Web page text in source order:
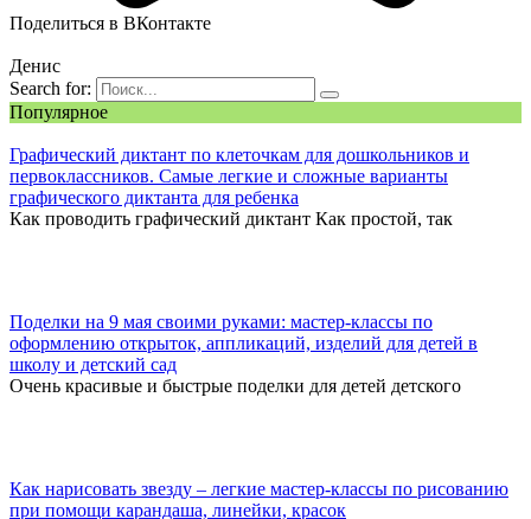
Поделиться в ВКонтакте
Денис
Search for:
Популярное
Графический диктант по клеточкам для дошкольников и
первоклассников. Самые легкие и сложные варианты
графического диктанта для ребенка
Как проводить графический диктант Как простой, так
Поделки на 9 мая своими руками: мастер-классы по
оформлению открыток, аппликаций, изделий для детей в
школу и детский сад
Очень красивые и быстрые поделки для детей детского
Как нарисовать звезду – легкие мастер-классы по рисованию
при помощи карандаша, линейки, красок